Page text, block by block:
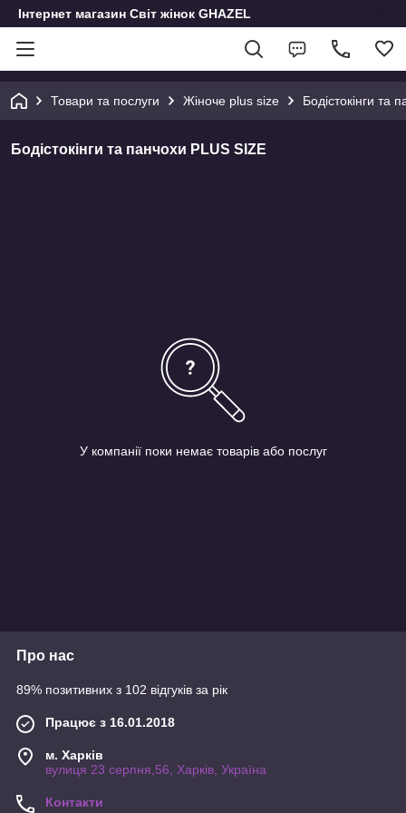
Інтернет магазин Світ жінок GHAZEL
Товари та послуги Жіноче plus size Бодістокінги та
Бодістокінги та панчохи PLUS SIZE
У компанії поки немає товарів або послуг
Про нас
89% позитивних з 102 відгуків за рік
Працює з 16.01.2018
м. Харків
вулиця 23 серпня,56, Харків, Україна
Контакти